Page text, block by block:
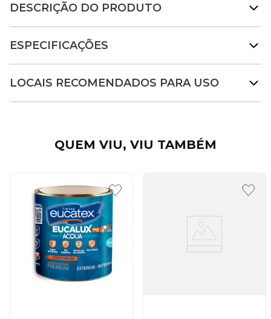
DESCRIÇÃO DO PRODUTO
ESPECIFICAÇÕES
LOCAIS RECOMENDADOS PARA USO
QUEM VIU, VIU TAMBÉM